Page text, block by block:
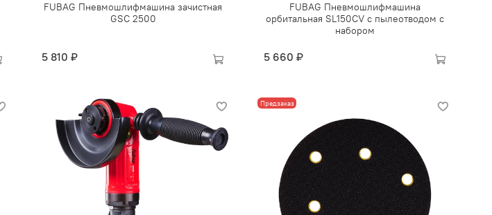
FUBAG Пневмошлифмашина зачистная
GSC 2500
5 810 ₽
FUBAG Пневмошлифмашина
орбитальная SL150CV с пылеотводом с
набором
5 660 ₽
Предзаказ